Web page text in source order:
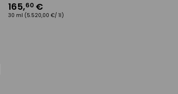
165,60 €
30 ml (5.520,00 €/ 1l)